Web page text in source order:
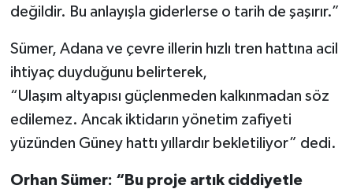
değildir. Bu anlayışla giderlerse o tarih de şaşırır.”
Sümer, Adana ve çevre illerin hızlı tren hattına acil
ihtiyaç duyduğunu belirterek,
“Ulaşım altyapısı güçlenmeden kalkınmadan söz
edilemez. Ancak iktidarın yönetim zafiyeti
yüzünden Güney hattı yıllardır bekletiliyor” dedi.
Orhan Sümer: “Bu proje artık ciddiyetle